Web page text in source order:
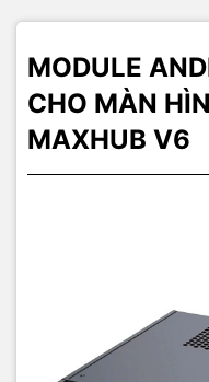
MODULE
CHO MÀN
MAXHUB V6
GPU
RAM
ROM
1